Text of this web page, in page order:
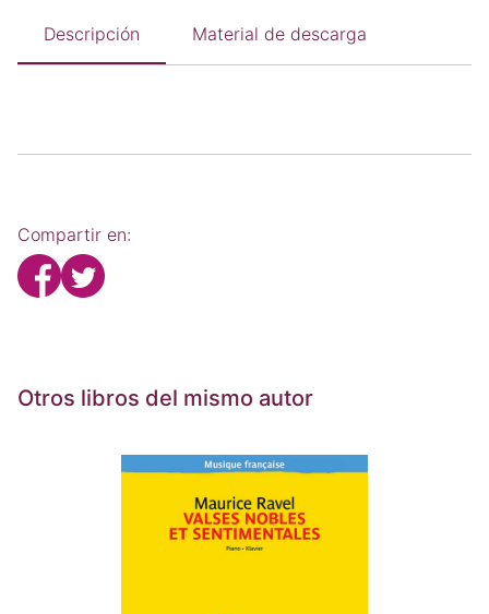
Descripción Material de descarga
Compartir en:
Otros libros del mismo autor